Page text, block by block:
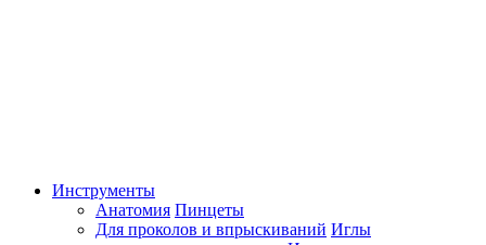
Инструменты
Анатомия Пинцеты
Для проколов и впрыскиваний Иглы